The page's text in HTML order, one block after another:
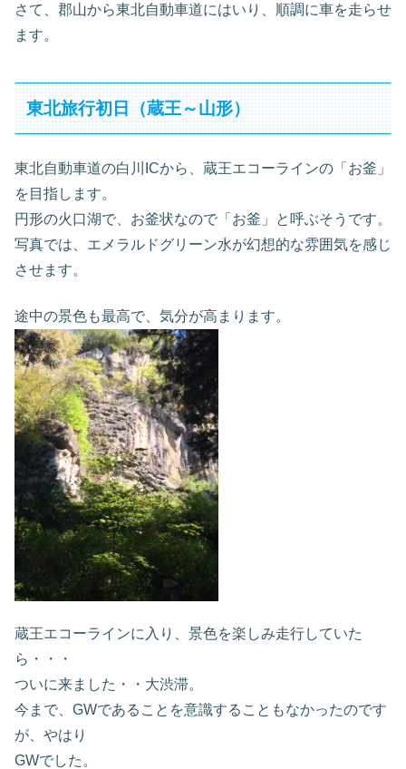
さて、郡山から東北自動車道にはいり、順調に車を走らせ
ます。
東北旅行初日（蔵王～山形）
東北自動車道の白川ICから、蔵王エコーラインの「お釜」
を目指します。
円形の火口湖で、お釜状なので「お釜」と呼ぶそうです。
写真では、エメラルドグリーン水が幻想的な雰囲気を感じ
させます。
途中の景色も最高で、気分が高まります。
蔵王エコーラインに入り、景色を楽しみ走行していた
ら・・・
ついに来ました・・大渋滞。
今まで、GWであることを意識することもなかったのです
が、やはり
GWでした。